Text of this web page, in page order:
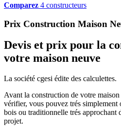
Comparez 4 constructeurs
Prix Construction Maison
Devis et prix pour la
votre maison neuve
La société cgesi édite des calculettes.
Avant la construction de votre
vérifier, vous pouvez trés
bois ou traditionnelle trés approchant
projet.